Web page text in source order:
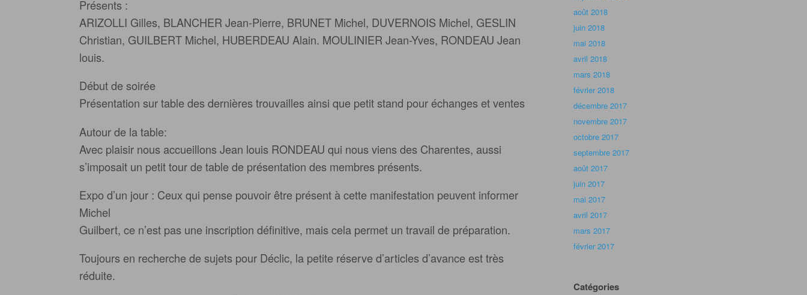
Présents :
ARIZOLLI Gilles, BLANCHER Jean-Pierre, BRUNET Michel, DUVERNOIS Michel, GESLIN
Christian, GUILBERT Michel, HUBERDEAU Alain. MOULINIER Jean-Yves, RONDEAU Jean
louis.
Début de soirée
Présentation sur table des dernières trouvailles ainsi que petit stand pour échanges et ventes
Autour de la table:
Avec plaisir nous accueillons Jean louis RONDEAU qui nous viens des Charentes, aussi
s’imposait un petit tour de table de présentation des membres présents.
Expo d’un jour : Ceux qui pense pouvoir être présent à cette manifestation peuvent informer
Michel
Guilbert, ce n’est pas une inscription définitive, mais cela permet un travail de préparation.
Toujours en recherche de sujets pour Déclic, la petite réserve d’articles d’avance est très
réduite.
août 2018
juin 2018
mai 2018
avril 2018
mars 2018
février 2018
décembre 2017
novembre 2017
octobre 2017
septembre 2017
août 2017
juin 2017
mai 2017
avril 2017
mars 2017
février 2017
Catégories